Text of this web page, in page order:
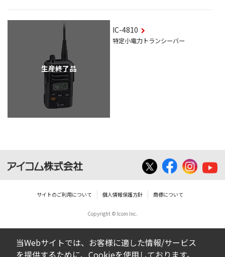
生産終了品
IC-4810
特定小電力トランシーバー
サイトのご利用について 個人情報保護方針 商標について
Copyright © Icom Inc.
当Webサイトでは、お客様に適した情報/サービス
を提供するために、Cookieを使用しております。